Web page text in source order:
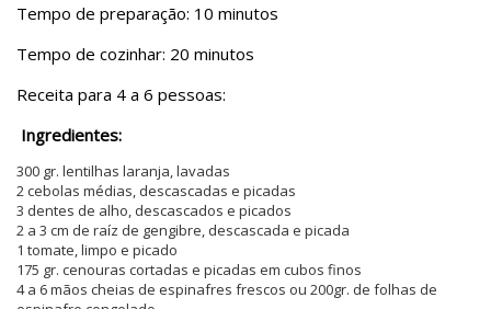
Tempo de preparação: 10 minutos
Tempo de cozinhar: 20 minutos
Receita para 4 a 6 pessoas:
Ingredientes:
300 gr. lentilhas laranja, lavadas
2 cebolas médias, descascadas e picadas
3 dentes de alho, descascados e picados
2 a 3 cm de raíz de gengibre, descascada e picada
1 tomate, limpo e picado
175 gr. cenouras cortadas e picadas em cubos finos
4 a 6 mãos cheias de espinafres frescos ou 200gr. de folhas de